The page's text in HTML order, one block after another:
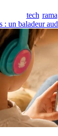
tech rama
: un baladeur